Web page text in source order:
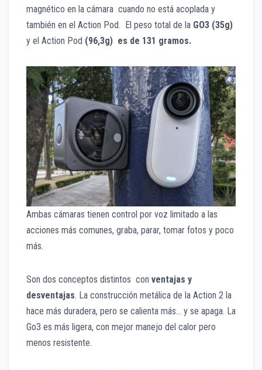
magnético en la cámara cuando no está acoplada y
también en el Action Pod. El peso total de la GO3 (35g)
y el Action Pod (96,3g) es de 131 gramos.
Ambas cámaras tienen control por voz limitado a las
acciones más comunes, graba, parar, tomar fotos y poco
más.
Son dos conceptos distintos con ventajas y
desventajas. La construcción metálica de la Action 2 la
hace más duradera, pero se calienta más… y se apaga. La
Go3 es más ligera, con mejor manejo del calor pero
menos resistente.